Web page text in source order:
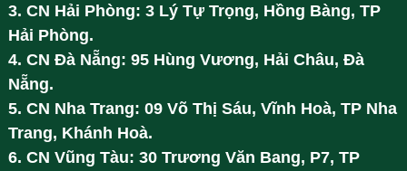
3. CN Hải Phòng: 3 Lý Tự Trọng, Hồng Bàng, TP
Hải Phòng.
4. CN Đà Nẵng: 95 Hùng Vương, Hải Châu, Đà
Nẵng.
5. CN Nha Trang: 09 Võ Thị Sáu, Vĩnh Hoà, TP Nha
Trang, Khánh Hoà.
6. CN Vũng Tàu: 30 Trương Văn Bang, P7, TP